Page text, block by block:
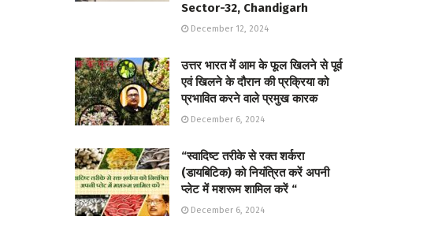
Sector-32, Chandigarh
December 12, 2024
उत्तर भारत में आम के फूल खिलने से पूर्व
एवं खिलने के दौरान की प्रक्रिया को
प्रभावित करने वाले प्रमुख कारक
December 6, 2024
“स्वादिष्ट तरीके से रक्त शर्करा
(डायबिटिक) को नियंत्रित करें अपनी
प्लेट में मशरूम शामिल करें “
December 6, 2024